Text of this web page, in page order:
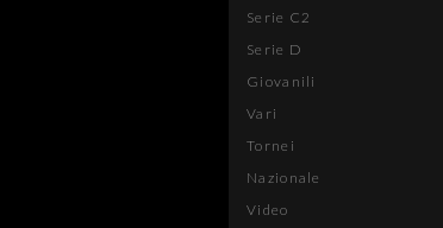
Serie C2
Serie D
Giovanili
Vari
Tornei
Nazionale
Video